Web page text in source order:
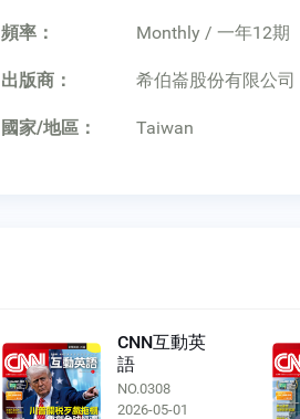
頻率： Monthly / 一年12期
出版商： 希伯崙股份有限公司
國家/地區： Taiwan
CNN互動英
語
NO.0308
2026-05-01